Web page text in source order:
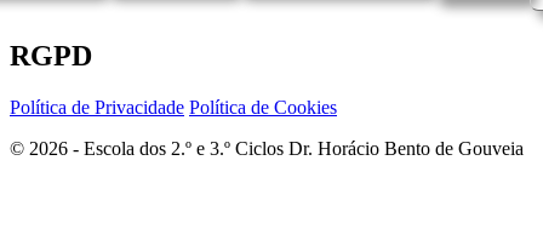
RGPD
Política de Privacidade Política de Cookies
© 2026 - Escola dos 2.º e 3.º Ciclos Dr. Horácio Bento de Gouveia